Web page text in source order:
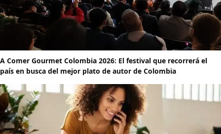
A Comer Gourmet Colombia 2026: El festival que recorrerá el
país en busca del mejor plato de autor de Colombia